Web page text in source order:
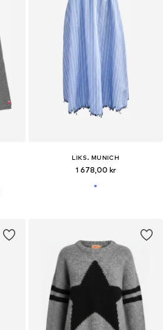
LIKS. MUNICH
1 678,00 kr